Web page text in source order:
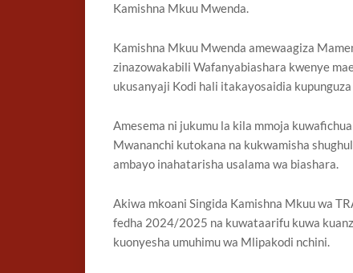
Kamishna Mkuu Mwenda.
Kamishna Mkuu Mwenda amewaagiza
zinazowakabili Wafanyabiashara kwenye
ukusanyaji Kodi hali itakayosaidia
Amesema ni jukumu la kila mmoja
Mwananchi kutokana na kukwamisha
ambayo inahatarisha usalama wa biashara.
Akiwa mkoani Singida Kamishna Mkuu wa
fedha 2024/2025 na kuwataarifu kuwa
kuonyesha umuhimu wa Mlipakodi nchini.